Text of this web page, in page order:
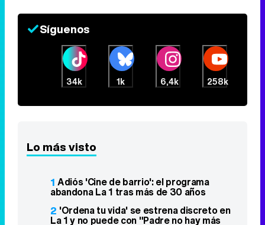
Lo más visto
Adiós 'Cine de barrio': el programa
abandona La 1 tras más de 30 años
'Ordena tu vida' se estrena discreto en
La 1 y no puede con "Padre no hay más
de María Castro
4Javier Ruiz se despide de 'Mañaneros
basura"
5 Aida Bao ficha por 'Mañaneros 360' con
el regreso de Intxaurrondo a 'La Hora de
La 1'